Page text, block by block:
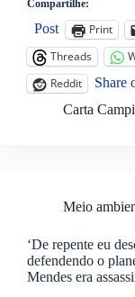
Compartilhe:
Post Print
Threads
Reddit
Share
Carta
Meio
‘De repente eu
defendendo o
Mendes era